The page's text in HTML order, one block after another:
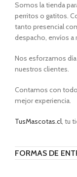
Somos la tienda
perritos o gatitos.
tanto presencial
despacho, envíos a
Nos esforzamos
nuestros clientes.
Contamos con
mejor experiencia.
TusMascotas.cl, tu
FORMAS DE